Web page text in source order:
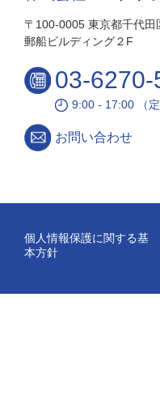
〒100-0005 東京都千代
郵船ビルディング２F
03-6270-
9:00 - 17:00 （定
お問い合わせ
個人情報保護に関する基
本方針